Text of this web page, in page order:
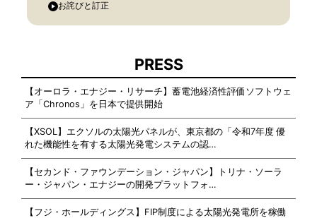
お詫びと訂正
PRESS
【オーロラ・エナジー・リサーチ】蓄電池経済性評価ソフトウェ
ア「Chronos」を日本で提供開始
【XSOL】エクソルの太陽光パネルが、東京都の「令和7年度 優
れた機能性を有する太陽光発電システムの認…
【セカンド・ファウンデーション・ジャパン】トリナ・ソーラ
ー・ジャパン・エナジーの開発プラットフォ…
【フジ・ホールディングス】FIP制度による太陽光発電所を稼働